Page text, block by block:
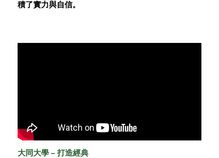
積了實力與自信。
大同大學 – 打造經典